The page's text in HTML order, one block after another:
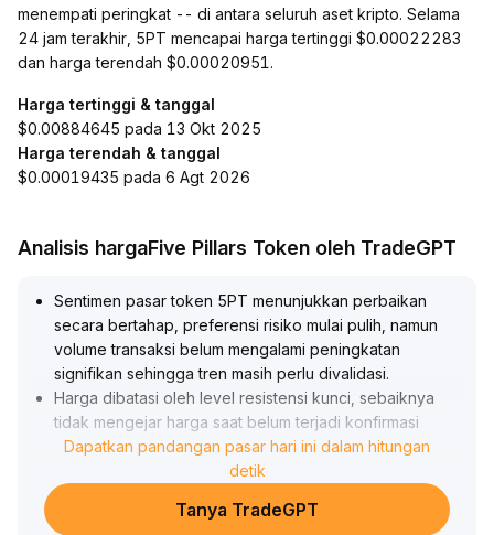
menempati peringkat -- di antara seluruh aset kripto. Selama
24 jam terakhir, 5PT mencapai harga tertinggi $0.00022283
dan harga terendah $0.00020951.
Harga tertinggi & tanggal
$0.00884645 pada 13 Okt 2025
Harga terendah & tanggal
$0.00019435 pada 6 Agt 2026
Analisis hargaFive Pillars Token oleh TradeGPT
Sentimen pasar token 5PT menunjukkan perbaikan
secara bertahap, preferensi risiko mulai pulih, namun
volume transaksi belum mengalami peningkatan
signifikan sehingga tren masih perlu divalidasi.
Harga dibatasi oleh level resistensi kunci, sebaiknya
tidak mengejar harga saat belum terjadi konfirmasi
volume dan harga, waspadai risiko breakout palsu.
Dalam operasional, tetaplah berhati-hati dalam
penempatan posisi, fokus pada efektivitas breakout
dan retest harga di area resistensi utama (seperti
Dapatkan pandangan pasar hari ini dalam hitungan
detik
Tanya TradeGPT